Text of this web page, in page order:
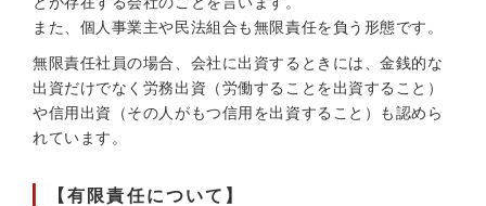
また、個人事業主や民法組合も無限責任を負う形態です。
無限責任社員の場合、会社に出資するときには、金銭的な
出資だけでなく労務出資（労働することを出資すること）
や信用出資（その人がもつ信用を出資すること）も認めら
れています。
【有限責任について】